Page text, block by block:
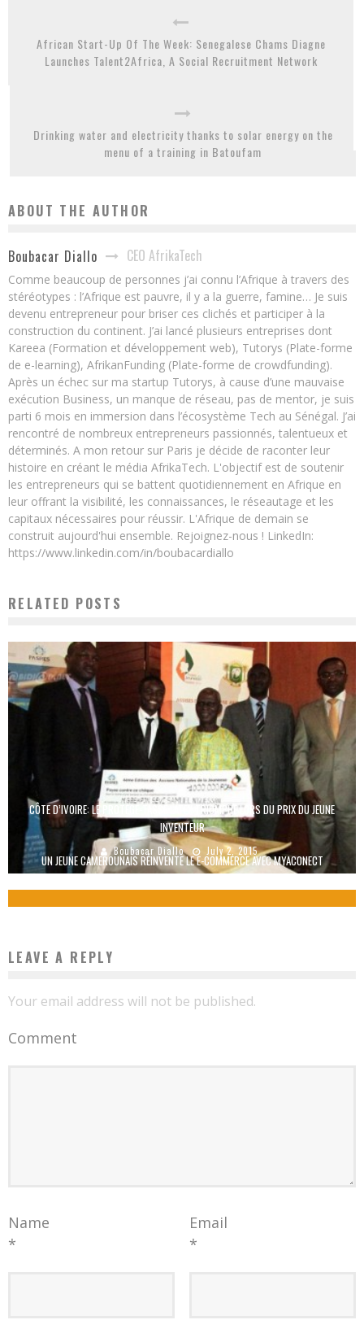
African Start-Up Of The Week: Senegalese Chams Diagne
Launches Talent2Africa, A Social Recruitment Network
Drinking water and electricity thanks to solar energy on the
menu of a training in Batoufam
ABOUT THE AUTHOR
Boubacar Diallo CEO AfrikaTech
Comme beaucoup de personnes j’ai connu l’Afrique à travers des
stéréotypes : l’Afrique est pauvre, il y a la guerre, famine… Je suis
devenu entrepreneur pour briser ces clichés et participer à la
construction du continent. J’ai lancé plusieurs entreprises dont
Kareea (Formation et développement web), Tutorys (Plate-forme
de e-learning), AfrikanFunding (Plate-forme de crowdfunding).
Après un échec sur ma startup Tutorys, à cause d’une mauvaise
exécution Business, un manque de réseau, pas de mentor, je suis
parti 6 mois en immersion dans l’écosystème Tech au Sénégal. J’ai
rencontré de nombreux entrepreneurs passionnés, talentueux et
déterminés. A mon retour sur Paris je décide de raconter leur
histoire en créant le média AfrikaTech. L'objectif est de soutenir
les entrepreneurs qui se battent quotidiennement en Afrique en
leur offrant la visibilité, les connaissances, le réseautage et les
capitaux nécessaires pour réussir. L'Afrique de demain se
construit aujourd'hui ensemble. Rejoignez-nous ! LinkedIn:
https://www.linkedin.com/in/boubacardiallo
RELATED POSTS
CÔTE D’IVOIRE: LE PROTÈGE-TASSE LATEX TRIOMPHE LORS DU PRIX DU JEUNE
INVENTEUR
Boubacar Diallo July 2, 2015
UN JEUNE CAMEROUNAIS RÉINVENTE LE E-COMMERCE AVEC MYACONECT
LEAVE A REPLY
Your email address will not be published.
Comment
Name
*
Email
*